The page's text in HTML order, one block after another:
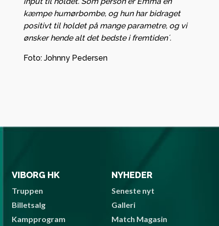
kæmpe humørbombe, og hun har bidraget
positivt til holdet på mange parametre, og vi
ønsker hende alt det bedste i fremtiden´.
Foto: Johnny Pedersen
VIBORG HK
Truppen
Billetsalg
Kampprogram
NYHEDER
Seneste nyt
Galleri
Match Magasin